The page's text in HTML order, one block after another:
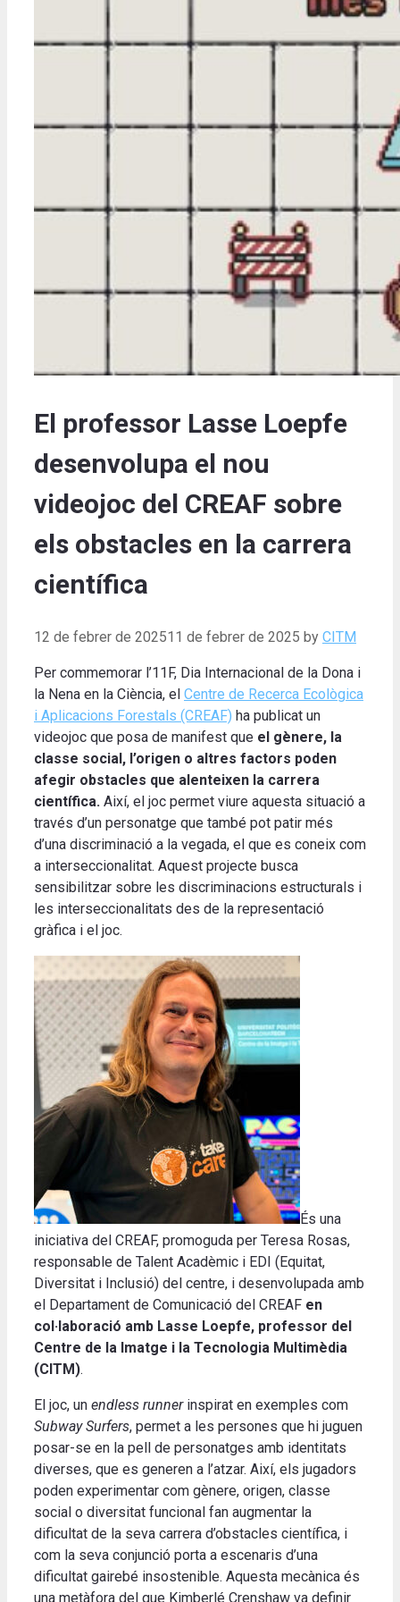
El professor Lasse Loepfe
desenvolupa el nou
videojoc del CREAF sobre
els obstacles en la carrera
científica
12 de febrer de 202511 de febrer de 2025 by CITM
Per commemorar l’11F, Dia Internacional de la Dona i
la Nena en la Ciència, el Centre de Recerca Ecològica
i Aplicacions Forestals (CREAF) ha publicat un
videojoc que posa de manifest que el gènere, la
classe social, l’origen o altres factors poden
afegir obstacles que alenteixen la carrera
científica. Així, el joc permet viure aquesta situació a
través d’un personatge que també pot patir més
d’una discriminació a la vegada, el que es coneix com
a interseccionalitat. Aquest projecte busca
sensibilitzar sobre les discriminacions estructurals i
les interseccionalitats des de la representació
gràfica i el joc.
És una
iniciativa del CREAF, promoguda per Teresa Rosas,
responsable de Talent Acadèmic i EDI (Equitat,
Diversitat i Inclusió) del centre, i desenvolupada amb
el Departament de Comunicació del CREAF en
col·laboració amb Lasse Loepfe, professor del
Centre de la Imatge i la Tecnologia Multimèdia
(CITM).
El joc, un endless runnerinspirat en exemples com
Subway Surfers, permet a les persones que hi juguen
posar-se en la pell de personatges amb identitats
diverses, que es generen a l’atzar. Així, els jugadors
poden experimentar com gènere, origen, classe
social o diversitat funcional fan augmentar la
dificultat de la seva carrera d’obstacles científica, i
com la seva conjunció porta a escenaris d’una
dificultat gairebé insostenible. Aquesta mecànica és
una metàfora del que Kimberlé Crenshaw va definir